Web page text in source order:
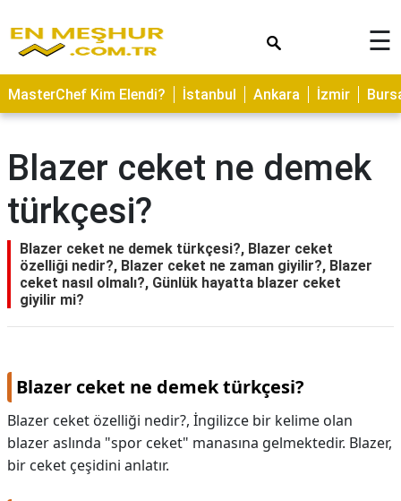
ASTROLOJİ
SAĞLIK
TARİFLERİ
GEZİLECEK
YERLER
CİLT
BAKIMI
NEDİR
HAMİLELİK
KAPLICALAR
İLETİŞİM
☰
MasterChef Kim Elendi? İstanbul Ankara İzmir
Blazer ceket ne demek
türkçesi?
Blazer ceket ne demek türkçesi?, Blazer ceket
özelliği nedir?, Blazer ceket ne zaman giyilir?, Blazer
ceket nasıl olmalı?, Günlük hayatta blazer ceket
giyilir mi?
Blazer ceket ne demek türkçesi?
Blazer ceket özelliği nedir?, İngilizce bir kelime olan
blazer aslında "spor ceket" manasına gelmektedir. Blazer,
bir ceket çeşidini anlatır.